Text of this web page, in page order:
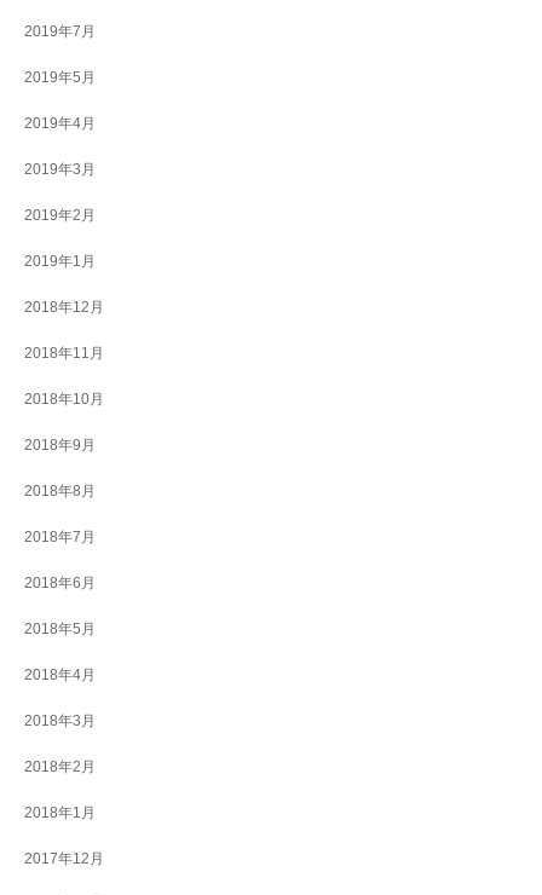
2019年7月
2019年5月
2019年4月
2019年3月
2019年2月
2019年1月
2018年12月
2018年11月
2018年10月
2018年9月
2018年8月
2018年7月
2018年6月
2018年5月
2018年4月
2018年3月
2018年2月
2018年1月
2017年12月